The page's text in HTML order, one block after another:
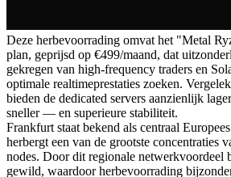
Deze herbevoorrading omvat het "Metal
plan, geprijsd op €499/maand, dat
gekregen van high-frequency traders en
optimale realtimeprestaties zoeken.
bieden de dedicated servers aanzienlijk
sneller — en superieure stabiliteit.
Frankfurt staat bekend als centraal
herbergt een van de grootste concentraties
nodes. Door dit regionale netwerkvoordeel
gewild, waardoor herbevoorrading